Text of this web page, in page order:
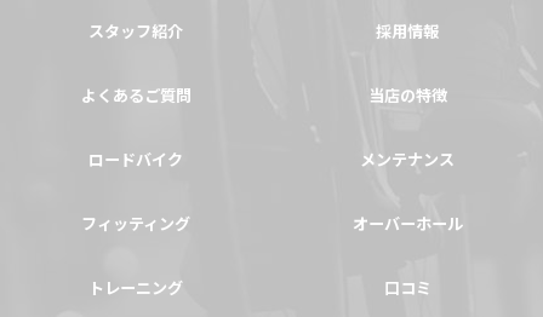
スタッフ紹介 採用情報
よくあるご質問 当店の特徴
ロードバイク メンテナンス
フィッティング オーバーホール
トレーニング 口コミ